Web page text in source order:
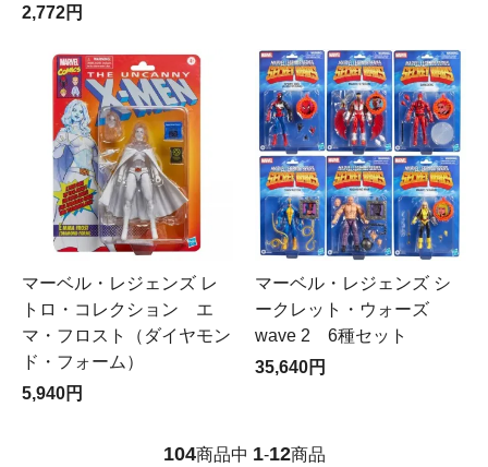
2,772円
マーベル・レジェンズ レ
トロ・コレクション エ
マ・フロスト（ダイヤモン
ド・フォーム）
5,940円
マーベル・レジェンズ シ
ークレット・ウォーズ
wave 2 6種セット
35,640円
104商品中 1-12商品